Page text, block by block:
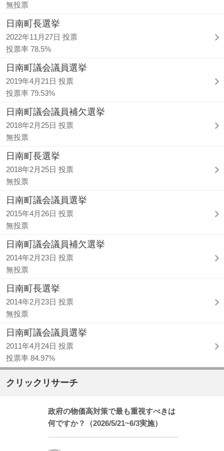
無投票
日南町長選挙
2022年11月27日 投票
投票率 78.5%
日南町議会議員選挙
2019年4月21日 投票
投票率 79.53%
日南町議会議員補欠選挙
2018年2月25日 投票
無投票
日南町長選挙
2018年2月25日 投票
無投票
日南町議会議員選挙
2015年4月26日 投票
無投票
日南町議会議員補欠選挙
2014年2月23日 投票
無投票
日南町長選挙
2014年2月23日 投票
無投票
日南町議会議員選挙
2011年4月24日 投票
投票率 84.97%
クリックリサーチ
政府の物価高対策で最も重視すべきは
何ですか？（2026/5/21~6/3実施）